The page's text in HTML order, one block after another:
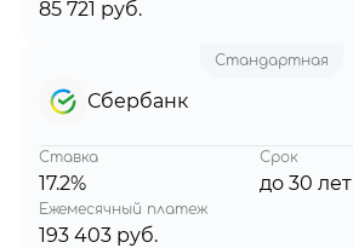
85 721 руб.
Стандартная
Сбербанк
Ставка
17.2%
Срок
до 30 лет
Ежемесячный платеж
193 403 руб.